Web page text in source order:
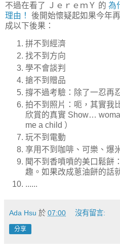
不過在看了 ＪｅｒｅｍＹ 的 為
理由！
後開始懷疑起如果今年
成以下後果：
拼不到經濟
找不到方向
學不會談判
搶不到贈品
撐不過考驗：除了一忍再
拍不到照片：呃，其實我
欣賞的真實 Show…
me a child ）
玩不到電動
享用不到咖啡、可樂、爆
聞不到香噴噴的美口鬆餅
趣。如果改成蔥油餅的話
......
Ada Hsu 於 07:00 沒有留言:
分享